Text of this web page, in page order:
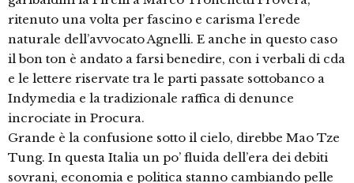
ritenuto una volta per fascino e carisma l’erede
naturale dell’avvocato Agnelli. E anche in questo caso
il bon ton è andato a farsi benedire, con i verbali di cda
e le lettere riservate tra le parti passate sottobanco a
Indymedia e la tradizionale raffica di denunce
incrociate in Procura.
Grande è la confusione sotto il cielo, direbbe Mao Tze
Tung. In questa Italia un po’ fluida dell’era dei debiti
sovrani, economia e politica stanno cambiando pelle